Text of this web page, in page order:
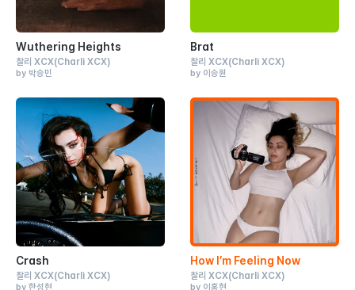
Wuthering Heights
찰리 XCX(Charli XCX)
by 박승민
Brat
찰리 XCX(Charli XCX)
by 이승원
Crash
찰리 XCX(Charli XCX)
by 한성현
How I’m Feeling Now
찰리 XCX(Charli XCX)
by 이홍현